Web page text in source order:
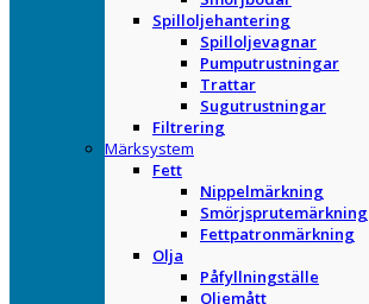
Spilloljehantering
Spilloljevagnar
Pumputrustningar
Trattar
Sugutrustningar
Filtrering
Märksystem
Fett
Nippelmärkning
Smörjsprutemärkning
Fettpatronmärkning
Olja
Påfyllningställe
Oljemått